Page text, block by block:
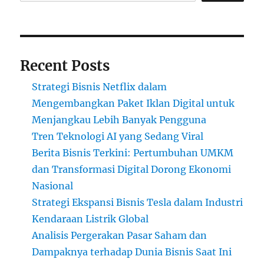
Recent Posts
Strategi Bisnis Netflix dalam
Mengembangkan Paket Iklan Digital untuk
Menjangkau Lebih Banyak Pengguna
Tren Teknologi AI yang Sedang Viral
Berita Bisnis Terkini: Pertumbuhan UMKM
dan Transformasi Digital Dorong Ekonomi
Nasional
Strategi Ekspansi Bisnis Tesla dalam Industri
Kendaraan Listrik Global
Analisis Pergerakan Pasar Saham dan
Dampaknya terhadap Dunia Bisnis Saat Ini